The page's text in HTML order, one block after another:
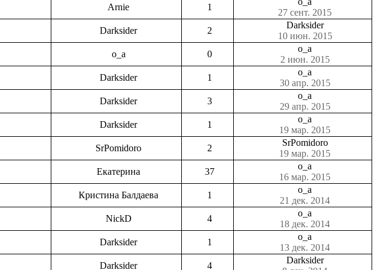
Arnie 1
27 сент. 2015
Darksider 2
Darksider
10 июн. 2015
o_a 0
o_a
2 июн. 2015
Darksider 1
o_a
30 апр. 2015
Darksider 3
o_a
29 апр. 2015
Darksider 1
o_a
19 мар. 2015
SrPomidoro 2
SrPomidoro
19 мар. 2015
Екатерина 37
o_a
16 мар. 2015
Кристина Балдаева 1
o_a
21 дек. 2014
NickD 4
o_a
18 дек. 2014
Darksider 1
o_a
13 дек. 2014
Darksider 4
Darksider